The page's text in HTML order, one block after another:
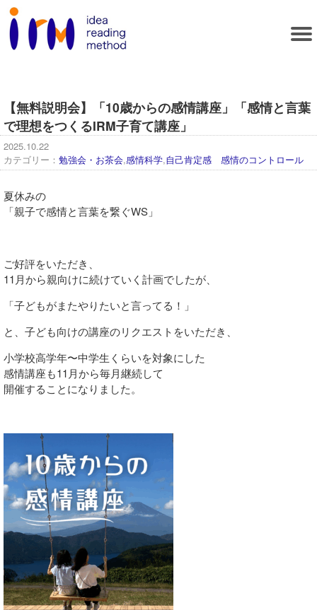
【無料説明会】「10歳からの感情講座」「感情と言葉
で理想をつくるIRM子育て講座」
2025.10.22
カテゴリー： 勉強会・お茶会,感情科学,自己肯定感 感情のコントロール
夏休みの
「親子で感情と言葉を繋ぐWS」
ご好評をいただき、
11月から親向けに続けていく計画でしたが、
「子どもがまたやりたいと言ってる！」
と、子ども向けの講座のリクエストをいただき、
小学校高学年〜中学生くらいを対象にした
感情講座も11月から毎月継続して
開催することになりました。